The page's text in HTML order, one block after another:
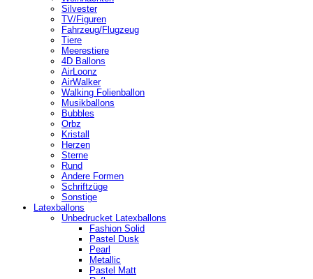
Silvester
TV/Figuren
Fahrzeug/Flugzeug
Tiere
Meerestiere
4D Ballons
AirLoonz
AirWalker
Walking Folienballon
Musikballons
Bubbles
Orbz
Kristall
Herzen
Sterne
Rund
Andere Formen
Schriftzüge
Sonstige
Latexballons
Unbedrucket Latexballons
Fashion Solid
Pastel Dusk
Pearl
Metallic
Pastel Matt